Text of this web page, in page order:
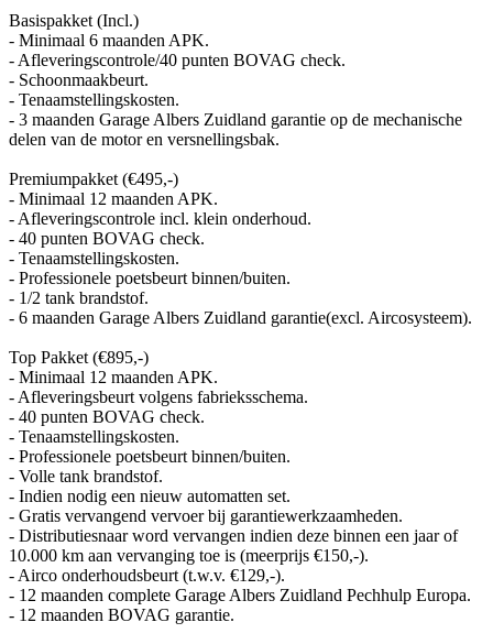
Basispakket (Incl.)
- Minimaal 6 maanden APK.
- Afleveringscontrole/40 punten BOVAG check.
- Schoonmaakbeurt.
- Tenaamstellingskosten.
- 3 maanden Garage Albers Zuidland garantie op de mechanische
delen van de motor en versnellingsbak.
Premiumpakket (€495,-)
- Minimaal 12 maanden APK.
- Afleveringscontrole incl. klein onderhoud.
- 40 punten BOVAG check.
- Tenaamstellingskosten.
- Professionele poetsbeurt binnen/buiten.
- 1/2 tank brandstof.
- 6 maanden Garage Albers Zuidland garantie(excl. Aircosysteem).
Top Pakket (€895,-)
- Minimaal 12 maanden APK.
- Afleveringsbeurt volgens fabrieksschema.
- 40 punten BOVAG check.
- Tenaamstellingskosten.
- Professionele poetsbeurt binnen/buiten.
- Volle tank brandstof.
- Indien nodig een nieuw automatten set.
- Gratis vervangend vervoer bij garantiewerkzaamheden.
- Distributiesnaar word vervangen indien deze binnen een jaar of
10.000 km aan vervanging toe is (meerprijs €150,-).
- Airco onderhoudsbeurt (t.w.v. €129,-).
- 12 maanden complete Garage Albers Zuidland Pechhulp Europa.
- 12 maanden BOVAG garantie.